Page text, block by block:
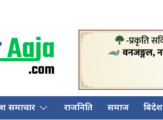
समाचार राजनिति समाज बिदेश